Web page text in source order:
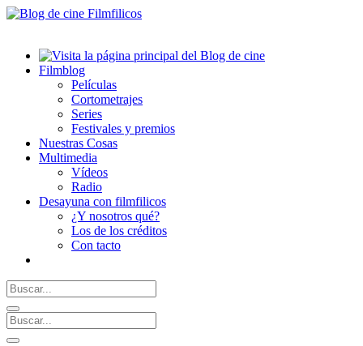
Filmblog
Películas
Cortometrajes
Series
Festivales y premios
Nuestras Cosas
Multimedia
Vídeos
Radio
Desayuna con filmfilicos
¿Y nosotros qué?
Los de los créditos
Con tacto